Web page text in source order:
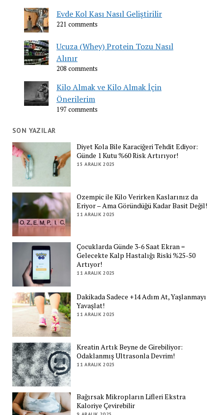
Evde Kol Kası Nasıl Geliştirilir
221 comments
Ucuza (Whey) Protein Tozu Nasıl
Alınır
208 comments
Kilo Almak ve Kilo Almak İçin
Önerilerim
197 comments
SON YAZILAR
Diyet Kola Bile Karaciğeri Tehdit Ediyor:
Günde 1 Kutu %60 Risk Artırıyor!
15 ARALIK 2025
Ozempic ile Kilo Verirken Kaslarınız da
Eriyor – Ama Göründüğü Kadar Basit Değil!
11 ARALIK 2025
Çocuklarda Günde 3-6 Saat Ekran =
Gelecekte Kalp Hastalığı Riski %25-50
Artıyor!
11 ARALIK 2025
Dakikada Sadece +14 Adım At, Yaşlanmayı
Yavaşlat!
11 ARALIK 2025
Kreatin Artık Beyne de Girebiliyor:
Odaklanmış Ultrasonla Devrim!
11 ARALIK 2025
Bağırsak Mikropların Lifleri Ekstra
Kaloriye Çevirebilir